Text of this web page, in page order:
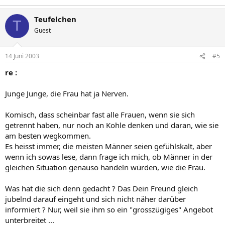
T Teufelchen
Guest
14 Juni 2003 #5
re :
Junge Junge, die Frau hat ja Nerven.
Komisch, dass scheinbar fast alle Frauen, wenn sie sich
getrennt haben, nur noch an Kohle denken und daran, wie sie
am besten wegkommen.
Es heisst immer, die meisten Männer seien gefühlskalt, aber
wenn ich sowas lese, dann frage ich mich, ob Männer in der
gleichen Situation genauso handeln würden, wie die Frau.
Was hat die sich denn gedacht ? Das Dein Freund gleich
jubelnd darauf eingeht und sich nicht näher darüber
informiert ? Nur, weil sie ihm so ein "grosszügiges" Angebot
unterbreitet ...